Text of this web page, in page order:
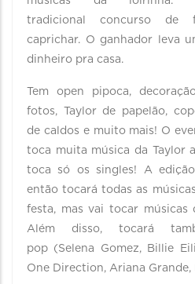
tradicional concurso de
caprichar. O ganhador leva
dinheiro pra casa.
Tem open pipoca,
fotos, Taylor de papelão,
de caldos e muito mais! O
toca muita música da Taylor
toca só os singles! A
então tocará todas as
festa, mas vai tocar músicas
Além disso, tocará
pop (Selena Gomez, Billie
One Direction, Ariana